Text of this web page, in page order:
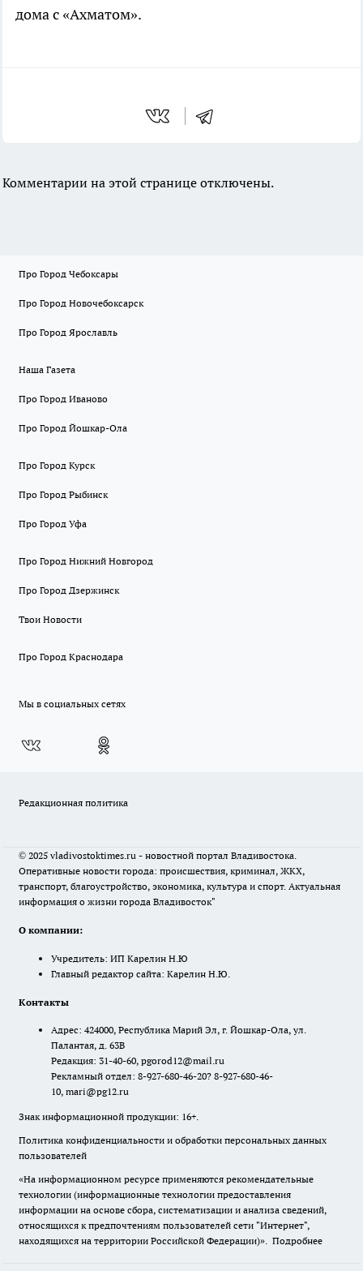
дома с «Ахматом».
Комментарии на этой странице отключены.
Про Город Чебоксары
Про Город Новочебоксарск
Про Город Ярославль
Наша Газета
Про Город Иваново
Про Город Йошкар-Ола
Про Город Курск
Про Город Рыбинск
Про Город Уфа
Про Город Нижний Новгород
Про Город Дзержинск
Твои Новости
Про Город Краснодара
Мы в социальных сетях
Редакционная политика
© 2025 vladivostoktimes.ru - новостной портал Владивостока.
Оперативные новости города: происшествия, криминал, ЖКХ,
транспорт, благоустройство, экономика, культура и спорт. Актуальная
информация о жизни города Владивосток"
О компании:
Учредитель: ИП Карелин Н.Ю
Главный редактор сайта: Карелин Н.Ю.
Контакты
Адрес: 424000, Республика Марий Эл, г. Йошкар-Ола, ул.
Палантая, д. 63В
Редакция: 31-40-60, pgorod12@mail.ru
Рекламный отдел: 8-927-680-46-20? 8-927-680-46-
10, mari@pg12.ru
Знак информационной продукции: 16+.
Политика конфиденциальности и обработки персональных данных
пользователей
«На информационном ресурсе применяются рекомендательные
технологии (информационные технологии предоставления
информации на основе сбора, систематизации и анализа сведений,
относящихся к предпочтениям пользователей сети "Интернет",
находящихся на территории Российской Федерации)». Подробнее